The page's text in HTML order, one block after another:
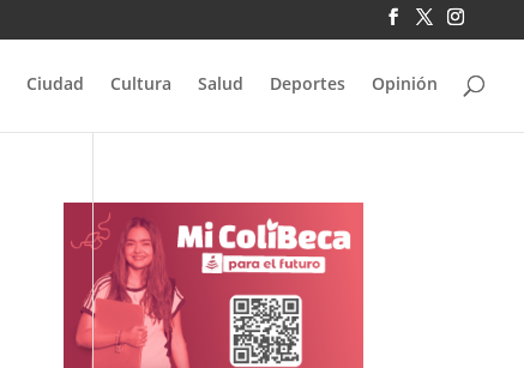
Ciudad Cultura Salud Deportes Opinión